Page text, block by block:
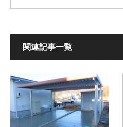
関連記事一覧